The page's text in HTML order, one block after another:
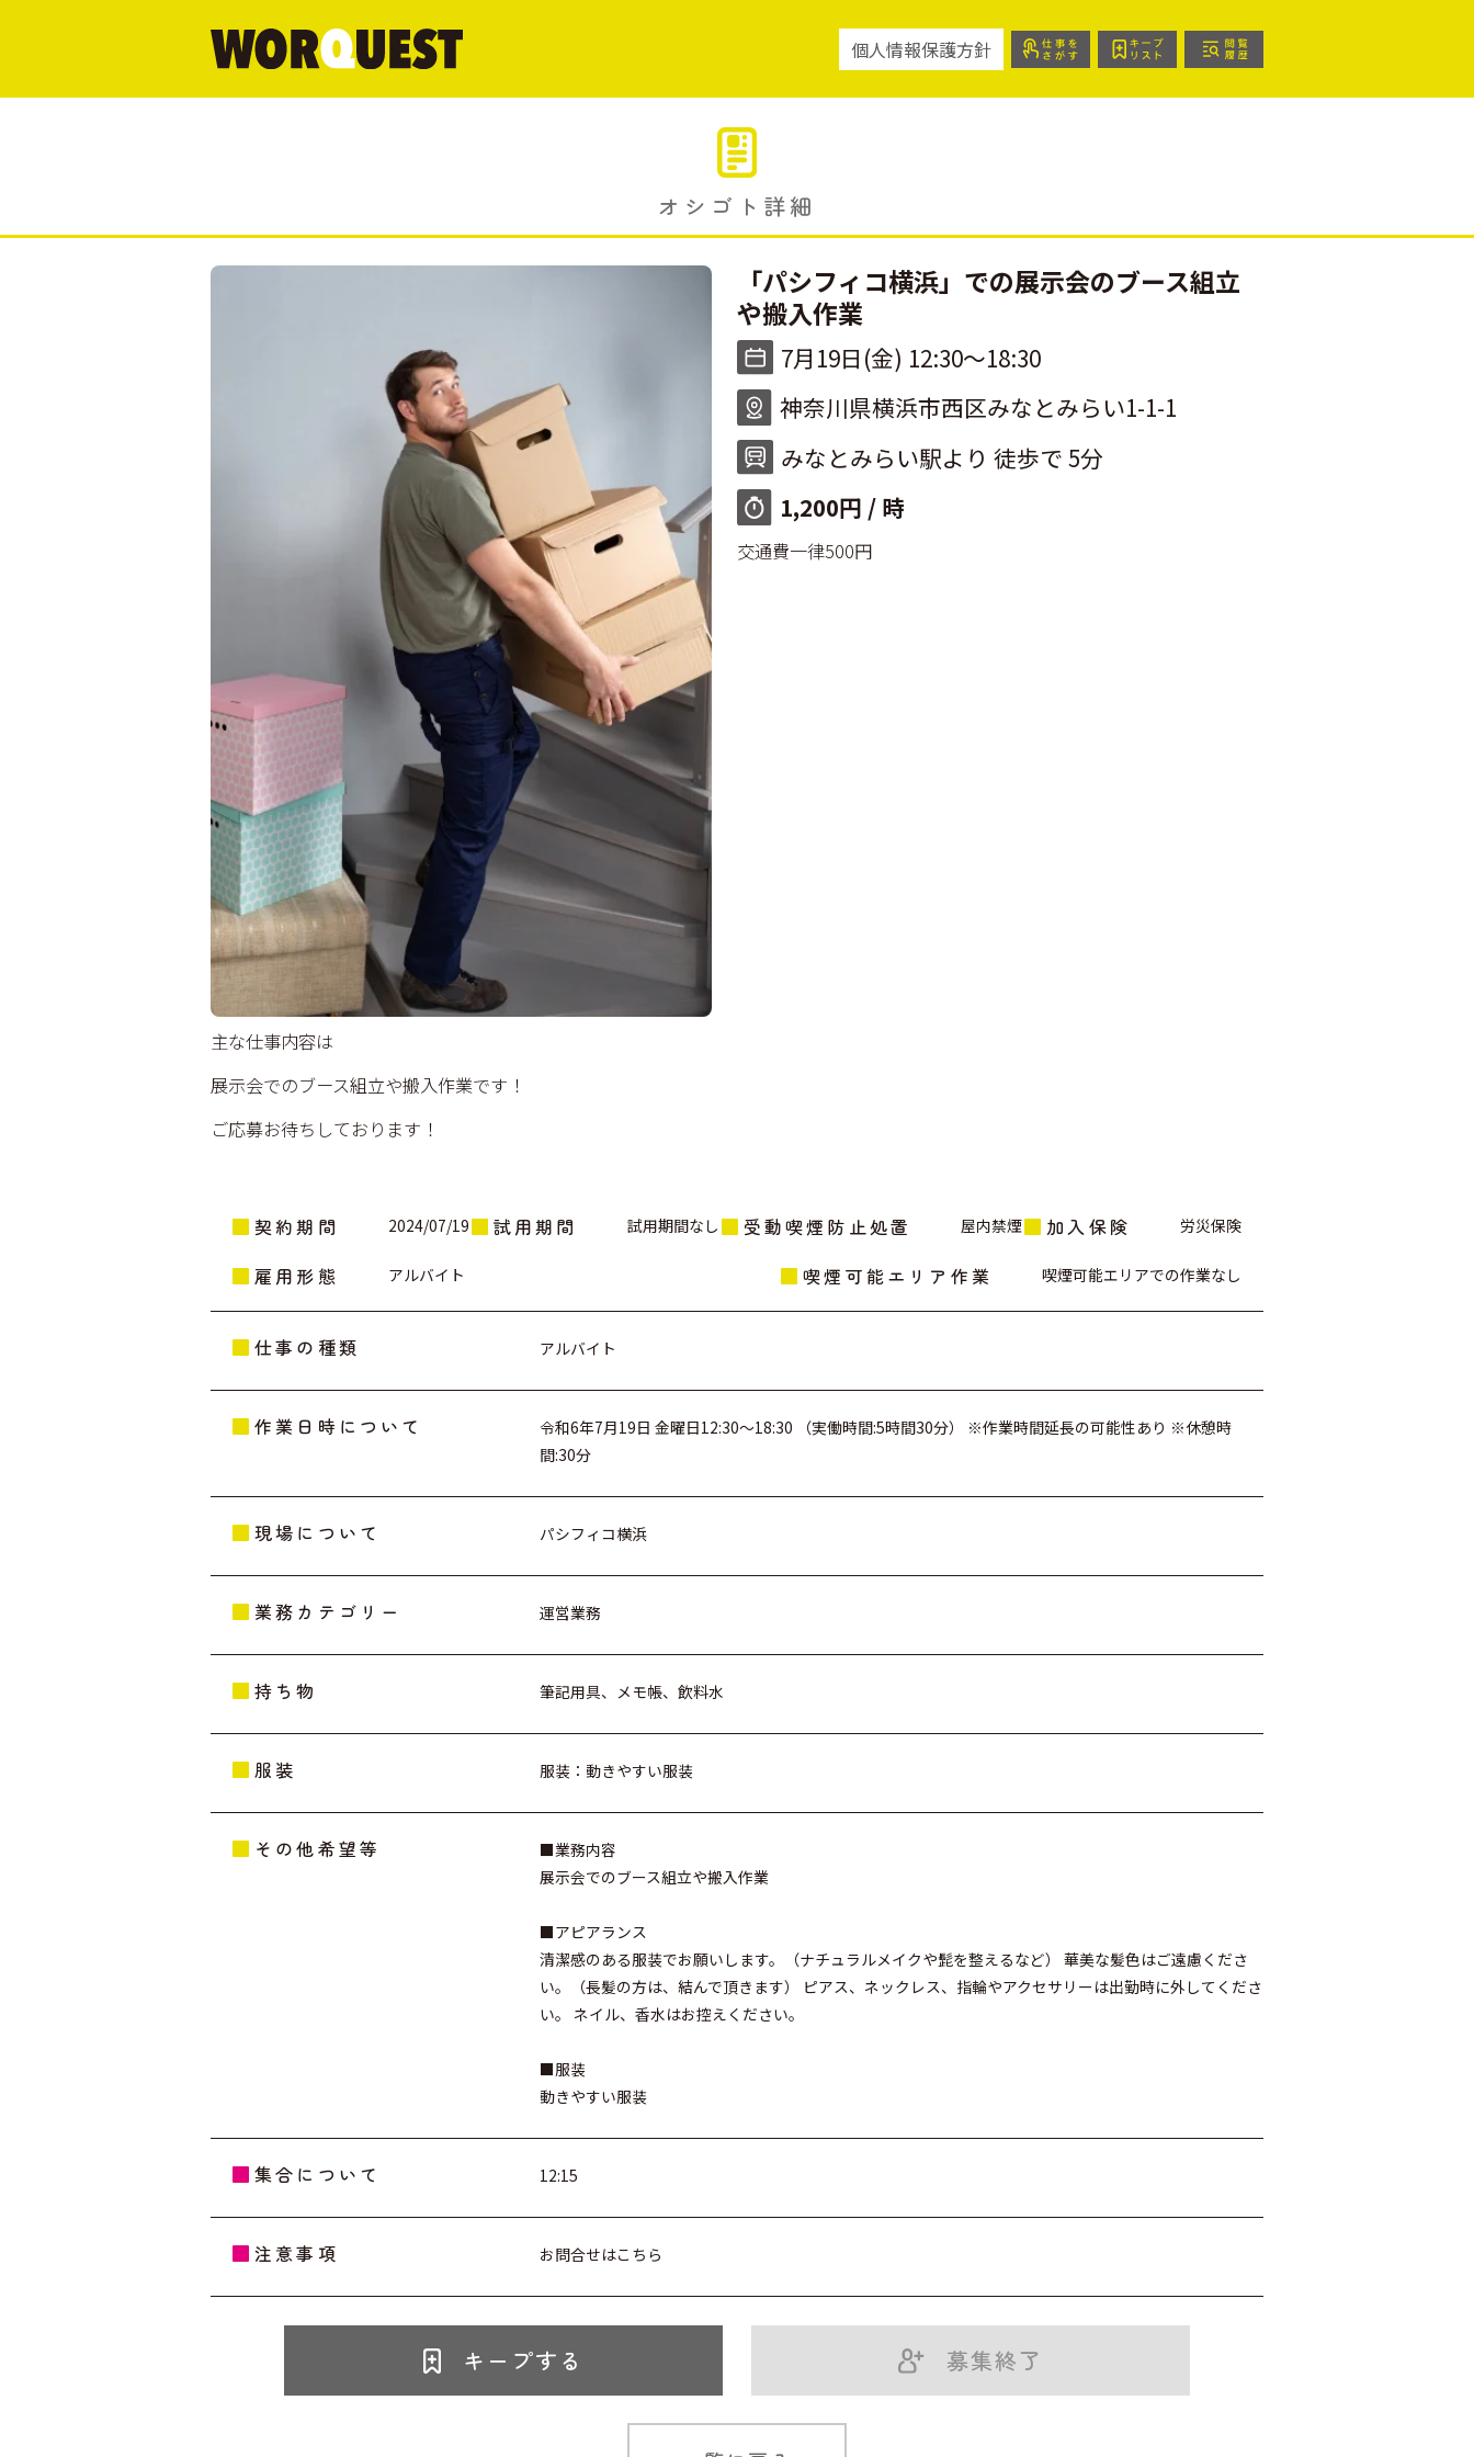
個人情報保護方針
オシゴト詳細
「パシフィコ横浜」での展示会のブース組立
や搬入作業
7月19日(金) 12:30〜18:30
神奈川県横浜市西区みなとみらい1-1-1
みなとみらい駅より 徒歩で 5分
1,200円 / 時
交通費一律500円
主な仕事内容は
展示会でのブース組立や搬入作業です！
ご応募お待ちしております！
契約期間 2024/07/19 試用期間 試用期間なし 受動喫煙防止処置 屋内禁煙 加入保険 労災保険
雇用形態 アルバイト 喫煙可能エリア作業 喫煙可能エリアでの作業なし
仕事の種類 アルバイト
作業日時について
令和6年7月19日 金曜日12:30～18:30 （実働時間:5時間30分） ※作業時間延長の可能性あり ※休憩時
間:30分
現場について パシフィコ横浜
業務カテゴリー 運営業務
持ち物 筆記用具、メモ帳、飲料水
服装 服装：動きやすい服装
その他希望等
■業務内容
展示会でのブース組立や搬入作業
■アピアランス
清潔感のある服装でお願いします。（ナチュラルメイクや髭を整えるなど） 華美な髪色はご遠慮くださ
い。（長髪の方は、結んで頂きます） ピアス、ネックレス、指輪やアクセサリーは出勤時に外してくださ
い。 ネイル、香水はお控えください。
■服装
動きやすい服装
集合について 12:15
注意事項 お問合せはこちら
キープする 募集終了